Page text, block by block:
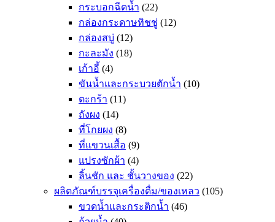
กระบอกฉีดน้ำ (22)
กล่องกระดาษทิชชู่ (12)
กล่องสบู่ (12)
กะละมัง (18)
เก้าอี้ (4)
ขันน้ำและกระบวยตักน้ำ (10)
ตะกร้า (11)
ถังผง (14)
ที่โกยผง (8)
ที่แขวนเสื้อ (9)
แปรงซักผ้า (4)
ลิ้นชัก และ ชั้นวางของ (22)
ผลิตภัณฑ์บรรจุเครื่องดื่ม/ของเหลว (105)
ขวดน้ำและกระติกน้ำ (46)